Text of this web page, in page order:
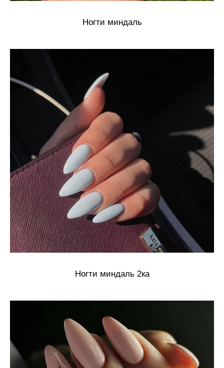
Ногти миндаль
Ногти миндаль 2ка